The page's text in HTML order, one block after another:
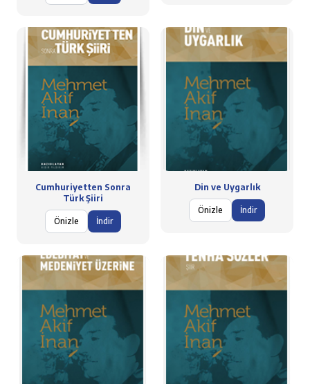
Cumhuriyetten Sonra
Türk Şiiri
Önizle İndir
Din ve Uygarlık
Önizle İndir